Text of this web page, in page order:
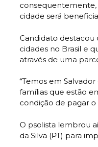
consequentemente,
cidade será
Candidato destacou
cidades no Brasil e
através de uma
“Temos em
famílias que estão
condição de pagar
O psolista lembrou
da Silva (PT) para